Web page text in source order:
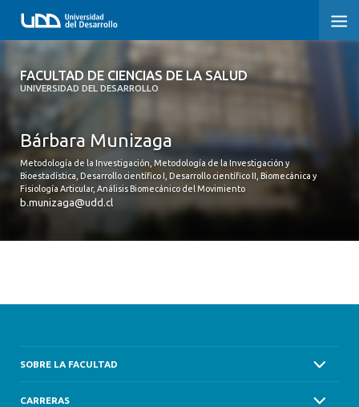
FACULTAD DE CIENCIAS DE LA SALUD
UNIVERSIDAD DEL DESARROLLO
FACULTAD DE CIENCIAS DE LA SALUD
CARRERAS
POSTGRADOS Y EDUCACIÓN CONTINUA
Bárbara Munizaga
Metodología de la Investigación, Metodología de la Investigación y
Bioestadística, Desarrollo científico I, Desarrollo científico II, Biomecánica y
Fisiología Articular, Análisis Biomecánico del Movimiento
b.munizaga@udd.cl
SOBRE LA FACULTAD
CARRERAS